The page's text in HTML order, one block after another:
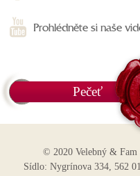
Prohlédněte si naše
Pečeť
© 2020 Velebný & Fam
Sídlo: Nygrínova 334, 562